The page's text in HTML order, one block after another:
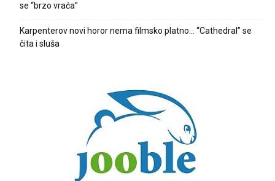
se “brzo vraća”
Karpenterov novi horor nema filmsko platno… “Cathedral” se
čita i sluša